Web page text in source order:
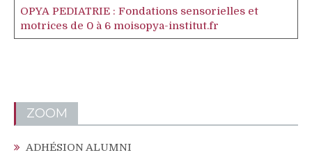
OPYA PEDIATRIE : Fondations sensorielles et
motrices de 0 à 6 moisopya-institut.fr
ZOOM
ADHÉSION ALUMNI